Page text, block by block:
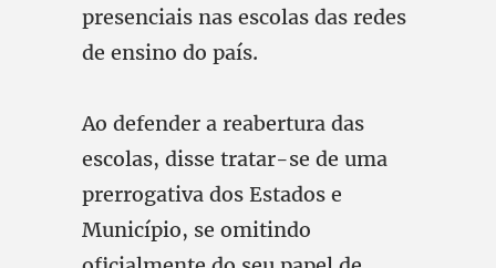
presenciais nas escolas das redes
de ensino do país.
Ao defender a reabertura das
escolas, disse tratar-se de uma
prerrogativa dos Estados e
Município, se omitindo